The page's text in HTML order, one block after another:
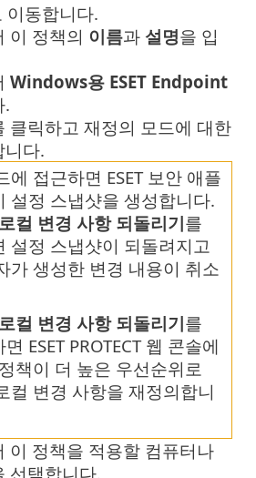
이동합니다.
이 정책의 이름과 설명을 입
Windows용 ESET Endpoint
.
클릭하고 재정의 모드에 대한
니다.
에 접근하면 ESET 보안 애플
설정 스냅샷을 생성합니다.
컬 변경 사항 되돌리기를
설정 스냅샷이 되돌려지고
가 생성한 변경 내용이 취소
컬 변경 사항 되돌리기를
ESET PROTECT 웹 콘솔에
책이 더 높은 우선순위로
컬 변경 사항을 재정의합니
이 정책을 적용할 컴퓨터나
선택합니다.